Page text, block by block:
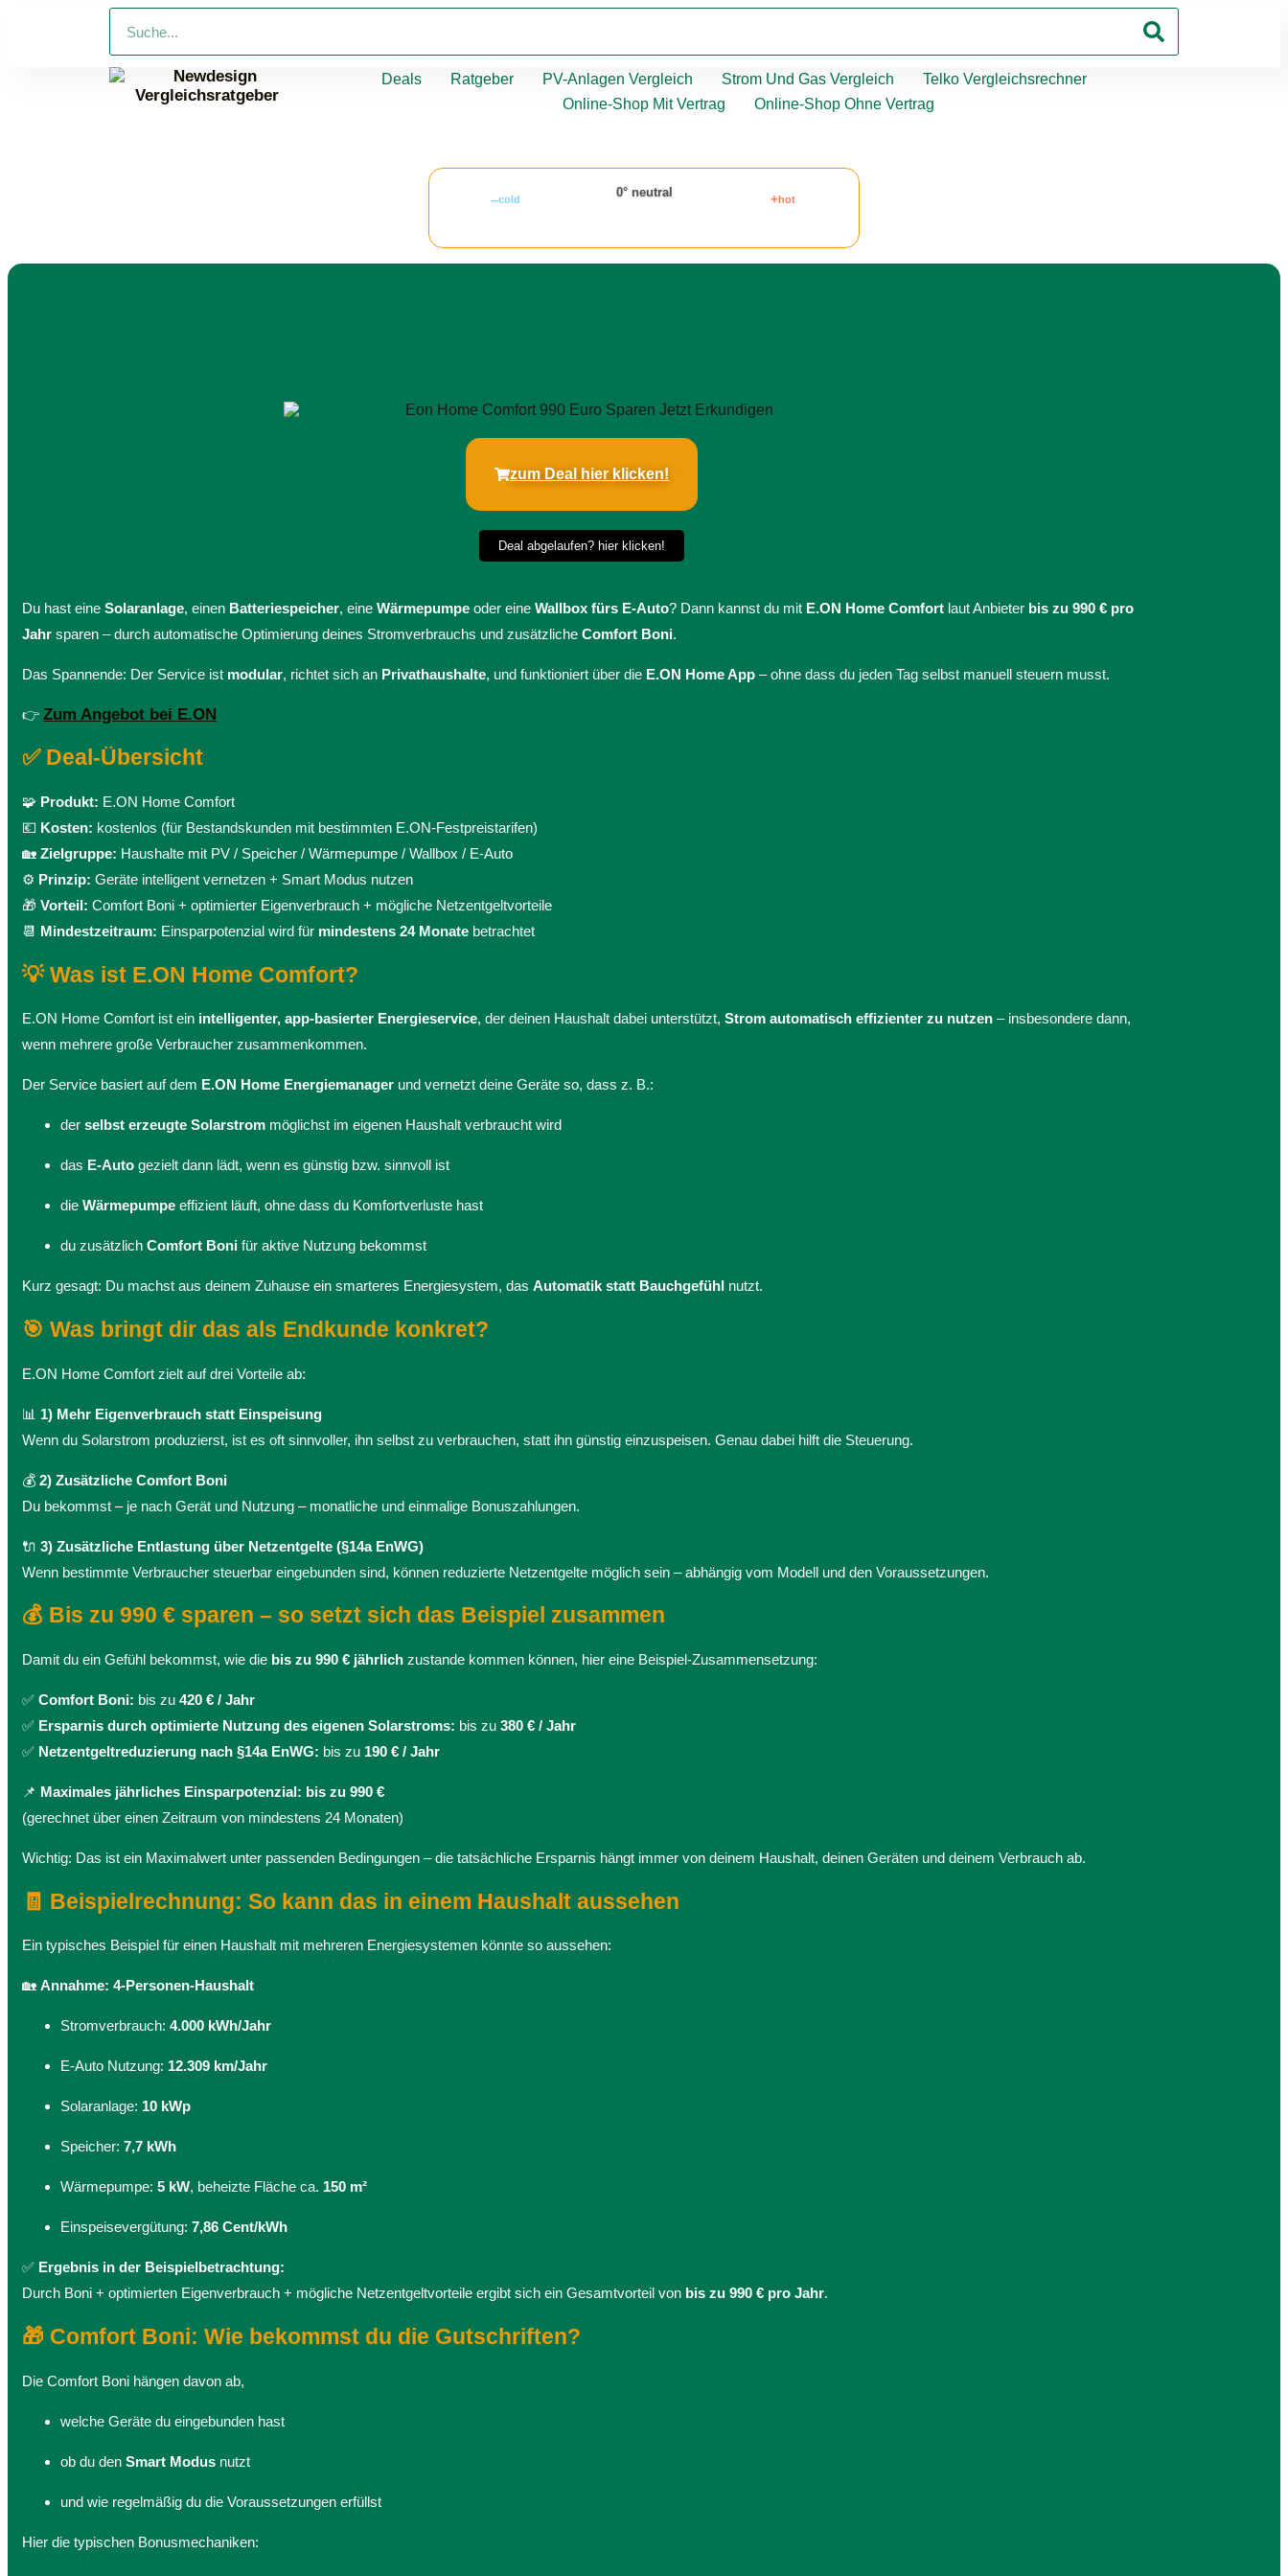
Deals Ratgeber PV-Anlagen Vergleich Strom Und Gas Vergleich
Telko Vergleichsrechner
Online-Shop Mit Vertrag
Online-Shop Ohne Vertrag
–cold 0° neutral +hot
zum Deal hier klicken!
Deal abgelaufen? hier klicken!
Du hast eine Solaranlage, einen Batteriespeicher, eine Wärmepumpe oder eine Wallbox fürs E-Auto? Dann kannst du mit E.ON Home Comfort laut Anbieter bis zu 990 € pro
Jahr sparen – durch automatische Optimierung deines Stromverbrauchs und zusätzliche Comfort Boni.
Das Spannende: Der Service ist modular, richtet sich an Privathaushalte, und funktioniert über die E.ON Home App – ohne dass du jeden Tag selbst manuell steuern musst.
👉 Zum Angebot bei E.ON
✅ Deal-Übersicht
🧩 Produkt: E.ON Home Comfort
💶 Kosten: kostenlos (für Bestandskunden mit bestimmten E.ON-Festpreistarifen)
🏡 Zielgruppe: Haushalte mit PV / Speicher / Wärmepumpe / Wallbox / E-Auto
⚙️ Prinzip: Geräte intelligent vernetzen + Smart Modus nutzen
🎁 Vorteil: Comfort Boni + optimierter Eigenverbrauch + mögliche Netzentgeltvorteile
📆 Mindestzeitraum: Einsparpotenzial wird für mindestens 24 Monate betrachtet
💡 Was ist E.ON Home Comfort?
E.ON Home Comfort ist ein intelligenter, app-basierter Energieservice, der deinen Haushalt dabei unterstützt, Strom automatisch effizienter zu nutzen – insbesondere dann,
wenn mehrere große Verbraucher zusammenkommen.
Der Service basiert auf dem E.ON Home Energiemanager und vernetzt deine Geräte so, dass z. B.:
der selbst erzeugte Solarstrom möglichst im eigenen Haushalt verbraucht wird
das E-Auto gezielt dann lädt, wenn es günstig bzw. sinnvoll ist
die Wärmepumpe effizient läuft, ohne dass du Komfortverluste hast
du zusätzlich Comfort Boni für aktive Nutzung bekommst
Kurz gesagt: Du machst aus deinem Zuhause ein smarteres Energiesystem, das Automatik statt Bauchgefühl nutzt.
🎯 Was bringt dir das als Endkunde konkret?
E.ON Home Comfort zielt auf drei Vorteile ab:
📊 1) Mehr Eigenverbrauch statt Einspeisung
Wenn du Solarstrom produzierst, ist es oft sinnvoller, ihn selbst zu verbrauchen, statt ihn günstig einzuspeisen. Genau dabei hilft die Steuerung.
💰 2) Zusätzliche Comfort Boni
Du bekommst – je nach Gerät und Nutzung – monatliche und einmalige Bonuszahlungen.
🔌 3) Zusätzliche Entlastung über Netzentgelte (§14a EnWG)
Wenn bestimmte Verbraucher steuerbar eingebunden sind, können reduzierte Netzentgelte möglich sein – abhängig vom Modell und den Voraussetzungen.
💰 Bis zu 990 € sparen – so setzt sich das Beispiel zusammen
Damit du ein Gefühl bekommst, wie die bis zu 990 € jährlich zustande kommen können, hier eine Beispiel-Zusammensetzung:
✅ Comfort Boni: bis zu 420 € / Jahr
✅ Ersparnis durch optimierte Nutzung des eigenen Solarstroms: bis zu 380 € / Jahr
✅ Netzentgeltreduzierung nach §14a EnWG: bis zu 190 € / Jahr
📌 Maximales jährliches Einsparpotenzial: bis zu 990 €
(gerechnet über einen Zeitraum von mindestens 24 Monaten)
Wichtig: Das ist ein Maximalwert unter passenden Bedingungen – die tatsächliche Ersparnis hängt immer von deinem Haushalt, deinen Geräten und deinem Verbrauch ab.
🧾 Beispielrechnung: So kann das in einem Haushalt aussehen
Ein typisches Beispiel für einen Haushalt mit mehreren Energiesystemen könnte so aussehen:
🏡 Annahme: 4-Personen-Haushalt
Stromverbrauch: 4.000 kWh/Jahr
E-Auto Nutzung: 12.309 km/Jahr
Solaranlage: 10 kWp
Speicher: 7,7 kWh
Wärmepumpe: 5 kW, beheizte Fläche ca. 150 m²
Einspeisevergütung: 7,86 Cent/kWh
✅ Ergebnis in der Beispielbetrachtung:
Durch Boni + optimierten Eigenverbrauch + mögliche Netzentgeltvorteile ergibt sich ein Gesamtvorteil von bis zu 990 € pro Jahr.
🎁 Comfort Boni: Wie bekommst du die Gutschriften?
Die Comfort Boni hängen davon ab,
welche Geräte du eingebunden hast
ob du den Smart Modus nutzt
und wie regelmäßig du die Voraussetzungen erfüllst
Hier die typischen Bonusmechaniken: